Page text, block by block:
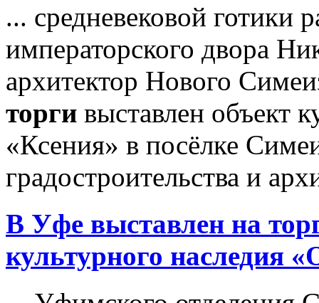
... средневековой готики
императорского двора
архитектор Нового
торги выставлен объект
«Ксения» в посёлке
градостроительства и
В Уфе выставлен на
культурного наследия